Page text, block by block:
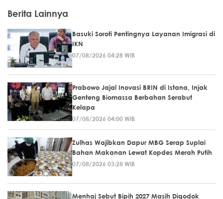
Berita Lainnya
Basuki Soroti Pentingnya Layanan Imigrasi di
IKN
07/08/2026 04:28 WIB
Prabowo Jajal Inovasi BRIN di Istana, Injak
Genteng Biomassa Berbahan Serabut
Kelapa
07/08/2026 04:00 WIB
Zulhas Wajibkan Dapur MBG Serap Suplai
Bahan Makanan Lewat Kopdes Merah Putih
07/08/2026 03:28 WIB
Menhaj Sebut Bipih 2027 Masih Digodok